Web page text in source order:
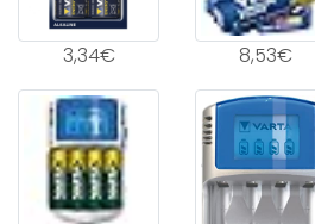
3,34€ 8,53€